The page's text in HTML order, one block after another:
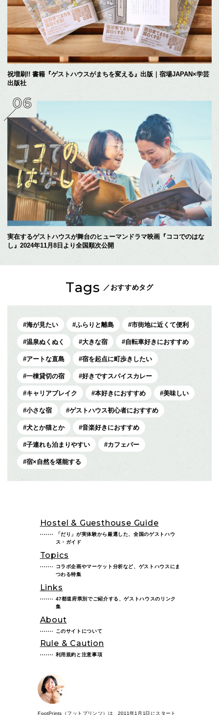
祝増刷!! 書籍『ゲストハウスがまちを変える』出版｜宿場JAPAN×学芸
出版社
実在するゲストハウスが舞台のヒューマンドラマ映画『ココでのはな
し』2024年11月8日より全国順次公開
Tags ／おすすめタグ
海が見たい ふらりと離島 市街地に近くて便利
温泉ぬくぬく 大きな宿 自転車好きにおすすめ
アートな直島 宿を起点に町歩きしたい
一棟貸切の宿 好きですスパイスカレー
キャリアブレイク 本好きにおすすめ 美味しい
小さな宿 ゲストハウス初心者におすすめ
犬とか猫とか 音楽好きにおすすめ
子連れも泊まりやすい カフェバー
宿×自然を堪能する
Hostel & Guesthouse Guide
「だり」が実体験から厳選した、全国のゲストハウ
ス・ガイド
Topics
コラボ企画やマーケット分析など、ゲストハウスにま
つわる特集
Links
47都道府県別でご紹介する、ゲストハウスのリンク
集
About
このサイトについて
Rule & Caution
利用規約と注意事項
FootPrints（フットプリンツ）は、2011年1月1日にスタート